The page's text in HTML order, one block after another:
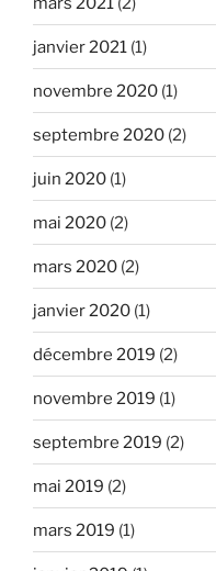
janvier 2021 (1)
novembre 2020 (1)
septembre 2020 (2)
juin 2020 (1)
mai 2020 (2)
mars 2020 (2)
janvier 2020 (1)
décembre 2019 (2)
novembre 2019 (1)
septembre 2019 (2)
mai 2019 (2)
mars 2019 (1)